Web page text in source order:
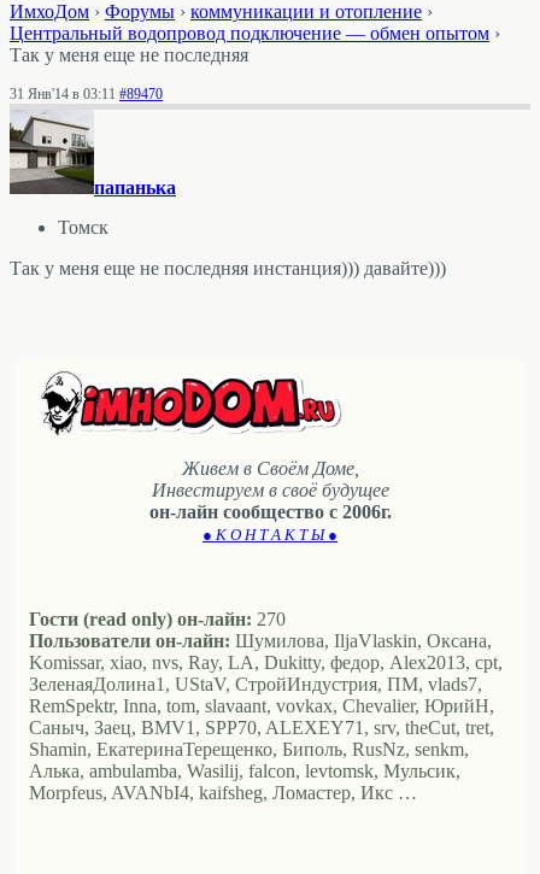
ИмхоДом › Форумы › коммуникации и отопление ›
Центральный водопровод подключение — обмен опытом ›
Так у меня еще не последняя
31 Янв'14 в 03:11 #89470
папанькa
Томск
Так у меня еще не последняя инстанция))) давайте)))
Живем в Своём Доме,
Инвестируем в своё будущее
он-лайн сообщество с 2006г.
● К О Н Т А К Т Ы ●
Гости (read only) он-лайн: 270
Пользователи он-лайн: Шумилова, IljaVlaskin, Оксана,
Komissar, xiao, nvs, Ray, LA, Dukitty, федор, Alex2013, cpt,
ЗеленаяДолина1, UStaV, СтройИндустрия, ПМ, vlads7,
RemSpektr, Inna, tom, slavaant, vovkax, Chevalier, ЮрийН,
Саныч, Заец, BMV1, SPP70, ALEXEY71, srv, theCut, tret,
Shamin, ЕкатеринаТерещенко, Биполь, RusNz, senkm,
Алька, ambulamba, Wasilij, falcon, levtomsk, Мульсик,
Morpfeus, AVANbI4, kaifsheg, Ломастер, Икс …